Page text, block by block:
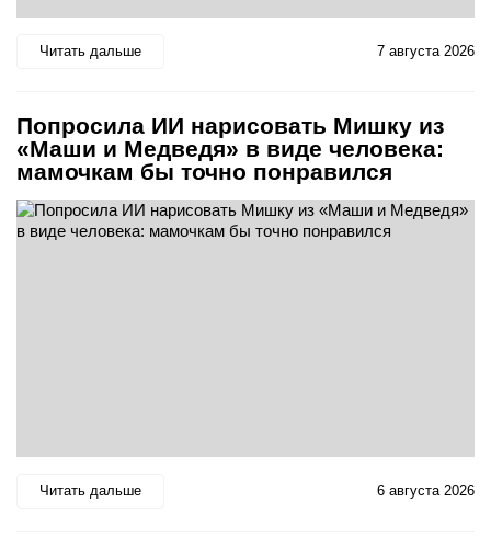
Читать дальше 7 августа 2026
Попросила ИИ нарисовать Мишку из
«Маши и Медведя» в виде человека:
мамочкам бы точно понравился
Читать дальше 6 августа 2026